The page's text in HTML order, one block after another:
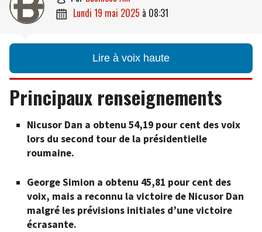
 lundi 19 mai 2025 à 08:31
Lire à voix haute
Principaux renseignements
Nicusor Dan a obtenu 54,19 pour cent des voix
lors du second tour de la présidentielle
roumaine.
George Simion a obtenu 45,81 pour cent des
voix, mais a reconnu la victoire de Nicusor Dan
malgré les prévisions initiales d’une victoire
écrasante.